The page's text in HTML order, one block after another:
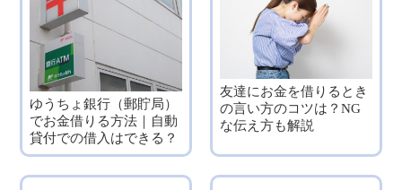
ゆうちょ銀行（郵貯局）
でお金借りる方法｜自動
貸付での借入はできる？
友達にお金を借りるとき
の言い方のコツは？NG
な伝え方も解説